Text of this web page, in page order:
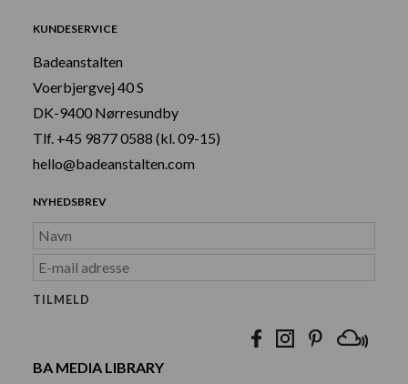
KUNDESERVICE
Badeanstalten
Voerbjergvej 40 S
DK-9400 Nørresundby
Tlf. +45 9877 0588 (kl. 09-15)
hello@badeanstalten.com
NYHEDSBREV
BA MEDIA LIBRARY